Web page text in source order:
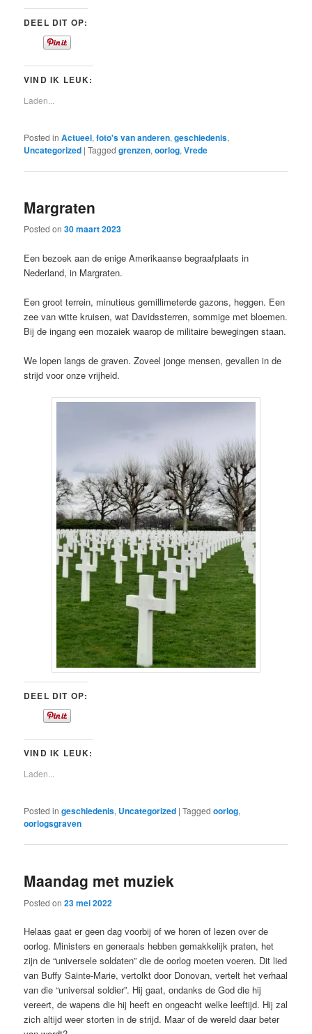
DEEL DIT OP:
VIND IK LEUK:
Laden...
Posted in Actueel,foto's van anderen,geschiedenis,
Uncategorized |Tagged grenzen,oorlog,Vrede
Margraten
Posted on30 maart 2023
Een bezoek aan de enige Amerikaanse begraafplaats in
Nederland, in Margraten.
Een groot terrein, minutieus gemillimeterde gazons, heggen. Een
zee van witte kruisen, wat Davidssterren, sommige met bloemen.
Bij de ingang een mozaiek waarop de militaire bewegingen staan.
We lopen langs de graven. Zoveel jonge mensen, gevallen in de
strijd voor onze vrijheid.
DEEL DIT OP:
VIND IK LEUK:
Laden...
Posted in geschiedenis, Uncategorized |Tagged oorlog,
oorlogsgraven
Maandag met muziek
Posted on23 mei 2022
Helaas gaat er geen dag voorbij of we horen of lezen over de
oorlog. Ministers en generaals hebben gemakkelijk praten, het
zijn de “universele soldaten” die de oorlog moeten voeren. Dit lied
van Buffy Sainte-Marie, vertolkt door Donovan, vertelt het verhaal
van die “universal soldier”. Hij gaat, ondanks de God die hij
vereert, de wapens die hij heeft en ongeacht welke leeftijd. Hij zal
zich altijd weer storten in de strijd. Maar of de wereld daar beter